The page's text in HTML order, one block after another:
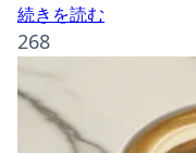
続きを読む
268